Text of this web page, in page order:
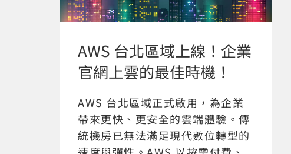
AWS 台北區域上線！企業
官網上雲的最佳時機！
AWS 台北區域正式啟用，為企業
帶來更快、更安全的雲端體驗。傳
統機房已無法滿足現代數位轉型的